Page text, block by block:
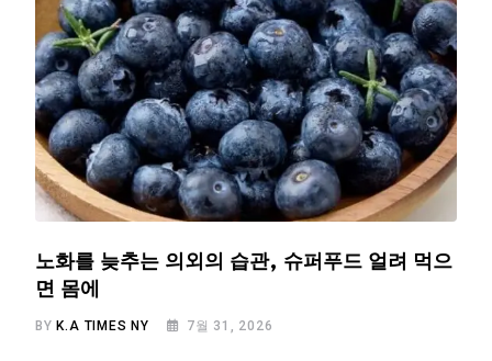
노화를 늦추는 의외의 습관, 슈퍼푸드 얼려 먹으
면 몸에
BYK.A TIMES NY 7월 31, 2026